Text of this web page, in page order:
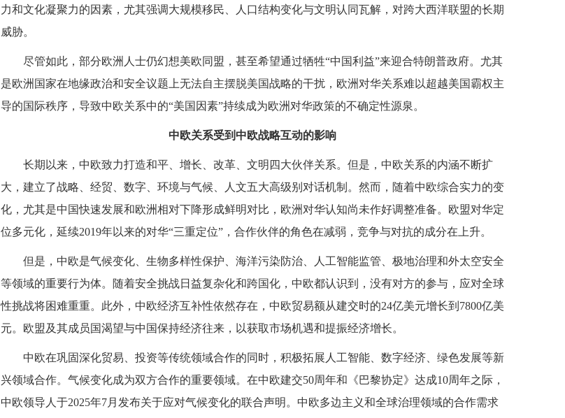
力和文化凝聚力的因素，尤其强调大规模移民、人口结构变化与文明认同瓦解，对跨大西洋联盟的长期
威胁。
尽管如此，部分欧洲人士仍幻想美欧同盟，甚至希望通过牺牲“中国利益”来迎合特朗普政府。尤其
是欧洲国家在地缘政治和安全议题上无法自主摆脱美国战略的干扰，欧洲对华关系难以超越美国霸权主
导的国际秩序，导致中欧关系中的“美国因素”持续成为欧洲对华政策的不确定性源泉。
中欧关系受到中欧战略互动的影响
长期以来，中欧致力打造和平、增长、改革、文明四大伙伴关系。但是，中欧关系的内涵不断扩
大，建立了战略、经贸、数字、环境与气候、人文五大高级别对话机制。然而，随着中欧综合实力的变
化，尤其是中国快速发展和欧洲相对下降形成鲜明对比，欧洲对华认知尚未作好调整准备。欧盟对华定
位多元化，延续2019年以来的对华“三重定位”，合作伙伴的角色在减弱，竞争与对抗的成分在上升。
但是，中欧是气候变化、生物多样性保护、海洋污染防治、人工智能监管、极地治理和外太空安全
等领域的重要行为体。随着安全挑战日益复杂化和跨国化，中欧都认识到，没有对方的参与，应对全球
性挑战将困难重重。此外，中欧经济互补性依然存在，中欧贸易额从建交时的24亿美元增长到7800亿美
元。欧盟及其成员国渴望与中国保持经济往来，以获取市场机遇和提振经济增长。
中欧在巩固深化贸易、投资等传统领域合作的同时，积极拓展人工智能、数字经济、绿色发展等新
兴领域合作。气候变化成为双方合作的重要领域。在中欧建交50周年和《巴黎协定》达成10周年之际，
中欧领导人于2025年7月发布关于应对气候变化的联合声明。中欧多边主义和全球治理领域的合作需求